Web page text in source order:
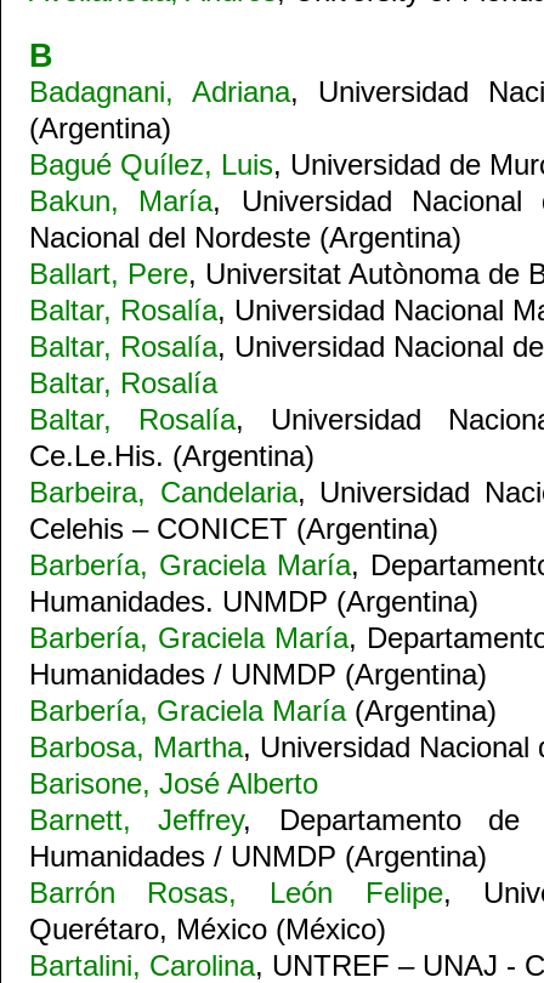
B
Badagnani, Adriana, Universidad
(Argentina)
Bagué Quílez, Luis, Universidad de
Bakun, María, Universidad
Nacional del Nordeste (Argentina)
Ballart, Pere, Universitat Autònoma de
Baltar, Rosalía, Universidad Nacional
Baltar, Rosalía, Universidad Nacional
Baltar, Rosalía
Baltar, Rosalía, Universidad
Ce.Le.His. (Argentina)
Barbeira, Candelaria, Universidad
Celehis – CONICET (Argentina)
Barbería, Graciela María,
Humanidades. UNMDP (Argentina)
Barbería, Graciela María,
Humanidades / UNMDP (Argentina)
Barbería, Graciela María(Argentina)
Barbosa, Martha, Universidad Nacional
Barisone, José Alberto
Barnett, Jeffrey, Departamento
Humanidades / UNMDP (Argentina)
Barrón Rosas, León Felipe,
Querétaro, México (México)
Bartalini, Carolina, UNTREF – UNAJ -